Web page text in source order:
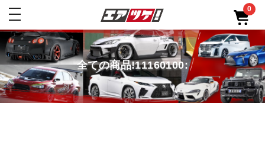
toggle
0
全ての商品!11160100: